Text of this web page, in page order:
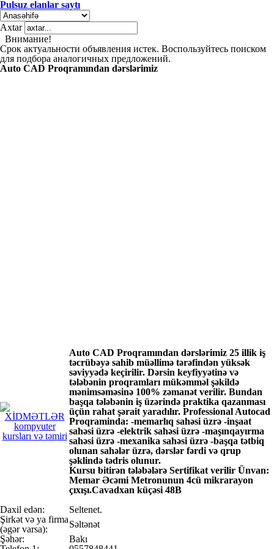
Pulsuz elanlar saytı
Axtar
Внимание!
Срок актуальности объявления истек. Воспользуйтесь поиском
для подбора аналогичных предложений.
Auto CAD Proqramından dərslərimiz
Auto CAD Proqramından dərslərimiz 25 illik iş
təcrübəyə sahib müəllimə tərəfindən yüksək
səviyyədə keçirilir. Dərsin keyfiyyətinə və
tələbənin proqramları mükəmməl şəkildə
mənimsəməsinə 100% zəmanət verilir. Bundan
başqa tələbənin iş üzərində praktika qazanması
üçün rahat şərait yaradılır. Professional Autocad
Proqraminda: -memarlıq sahəsi üzrə -inşaat
sahəsi üzrə -elektrik sahəsi üzrə -maşınqayırma
sahəsi üzrə -mexanika sahəsi üzrə -başqa tətbiq
olunan sahələr üzrə, dərslər fərdi və qrup
şəklində tədris olunur.
Kursu bitirən tələbələrə Sertifikat verilir Ünvan:
Memar Əcəmi Metronunun 4cü mikrarayon
çıxışı.Cavadxan küçəsi 48B
Daxil edən:
Seltenet.
Şirkət və ya firma
(əgər varsa):
Səltənət
Şəhər:
Bakı